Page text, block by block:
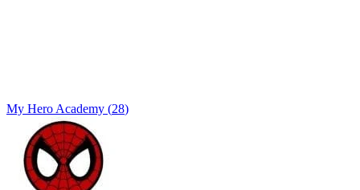
My Hero Academy (28)